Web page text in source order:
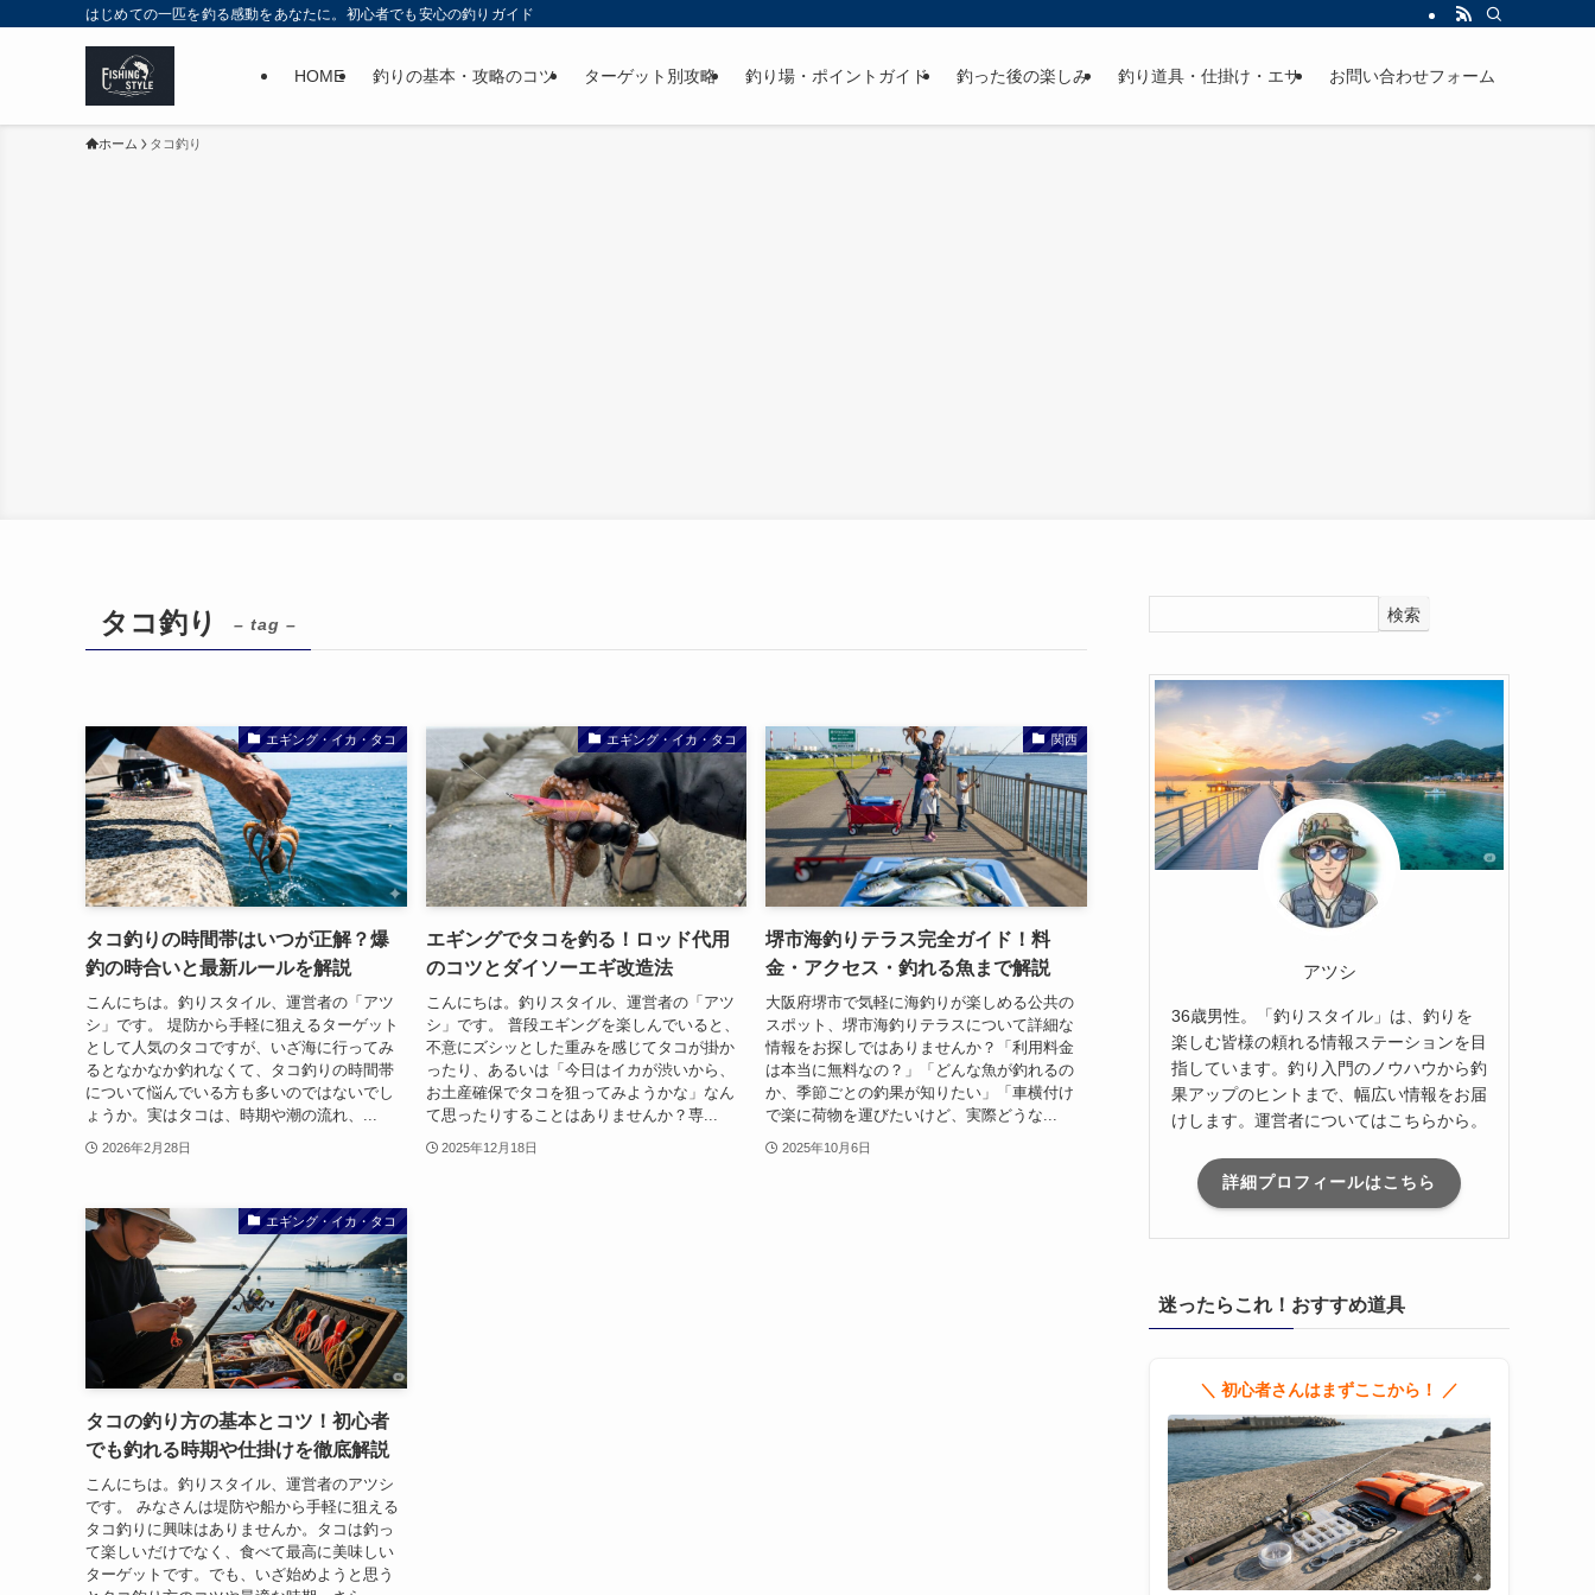
はじめての一匹を釣る感動をあなたに。初心者でも安心の釣りガイド
HOME 釣りの基本・攻略のコツ ターゲット別攻略 釣り場・ポイントガイド 釣った後の楽しみ 釣り道具・仕掛け・エサ お問い合わせフォーム
ホーム タコ釣り
タコ釣り – tag –
エギング・イカ・タコ
タコ釣りの時間帯はいつが正解？爆
釣の時合いと最新ルールを解説
こんにちは。釣りスタイル、運営者の「アツ
シ」です。 堤防から手軽に狙えるターゲット
として人気のタコですが、いざ海に行ってみ
るとなかなか釣れなくて、タコ釣りの時間帯
について悩んでいる方も多いのではないでし
ょうか。実はタコは、時期や潮の流れ、...
2026年2月28日
エギング・イカ・タコ
エギングでタコを釣る！ロッド代用
のコツとダイソーエギ改造法
こんにちは。釣りスタイル、運営者の「アツ
シ」です。 普段エギングを楽しんでいると、
不意にズシッとした重みを感じてタコが掛か
ったり、あるいは「今日はイカが渋いから、
お土産確保でタコを狙ってみようかな」なん
て思ったりすることはありませんか？専...
2025年12月18日
関西
堺市海釣りテラス完全ガイド！料
金・アクセス・釣れる魚まで解説
大阪府堺市で気軽に海釣りが楽しめる公共の
スポット、堺市海釣りテラスについて詳細な
情報をお探しではありませんか？「利用料金
は本当に無料なの？」「どんな魚が釣れるの
か、季節ごとの釣果が知りたい」「車横付け
で楽に荷物を運びたいけど、実際どうな...
2025年10月6日
エギング・イカ・タコ
タコの釣り方の基本とコツ！初心者
でも釣れる時期や仕掛けを徹底解説
こんにちは。釣りスタイル、運営者のアツシ
です。 みなさんは堤防や船から手軽に狙える
タコ釣りに興味はありませんか。タコは釣っ
て楽しいだけでなく、食べて最高に美味しい
ターゲットです。でも、いざ始めようと思う
検索
アツシ
36歳男性。「釣りスタイル」は、釣りを
楽しむ皆様の頼れる情報ステーションを目
指しています。釣り入門のノウハウから釣
果アップのヒントまで、幅広い情報をお届
けします。運営者についてはこちらから。
詳細プロフィールはこちら
迷ったらこれ！おすすめ道具
＼ 初心者さんはまずここから！ ／